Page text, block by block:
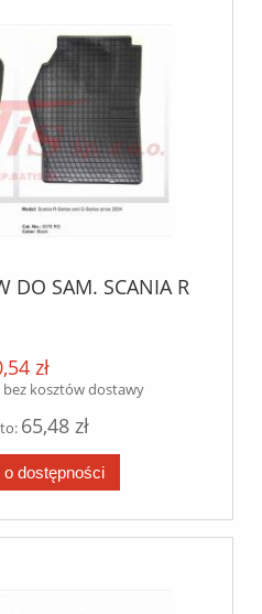
DO SAM. SCANIA R
zł
bez kosztów dostawy
65,48 zł
o dostępności